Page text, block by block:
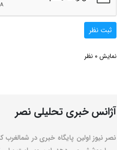
ثبت نظر
نمایش 0 نظر
آژانس خبری تحلیلی نصر
نصر نیوز اولین پایگاه خبری در